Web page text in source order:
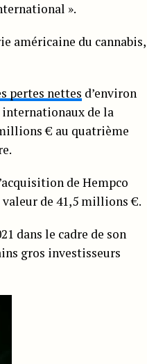
».
américaine du cannabis,
pertes nettes d’environ
internationaux de la
€ au quatrième
de Hempco
valeur de 41,5 millions €.
dans le cadre de son
gros investisseurs